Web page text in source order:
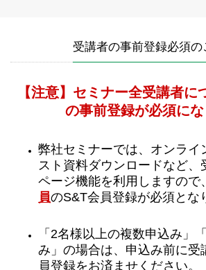
受講者の事前登録必須の
【注意】セミナー全受講者に
の事前登録が必須に
弊社セミナーでは、オンライ
スト資料ダウンロードなど、
ページ機能を利用しますので、
員のS&T会員登録が必須とな
「2名様以上の複数申込み」
み」の場合は、申込み前に受
員登録をお済ませください。